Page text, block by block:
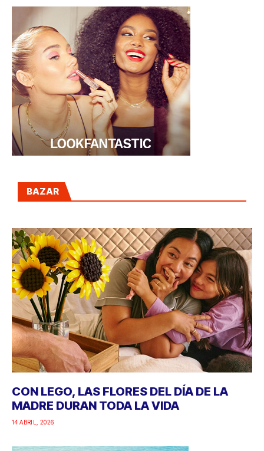
BAZAR
CON LEGO, LAS FLORES DEL DÍA DE LA
MADRE DURAN TODA LA VIDA
14 ABRIL, 2026